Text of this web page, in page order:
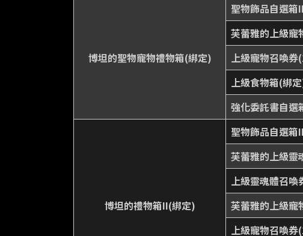
博坦的聖物寵物禮物箱(綁定)
聖物飾品自選箱
芙蕾雅的上級
上級寵物召喚
上級食物箱(綁
強化委託書自選
博坦的禮物箱II(綁定)
聖物飾品自選箱
芙蕾雅的上級
上級靈魂體召
芙蕾雅的上級
上級寵物召喚